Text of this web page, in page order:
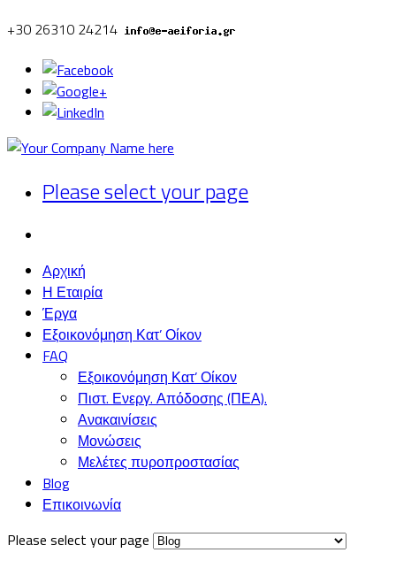
+30 26310 24214
Please select your page
Αρχική
Η Εταιρία
Έργα
Εξοικονόμηση Κατ’ Οίκον
FAQ
Εξοικονόμηση Κατ’ Οίκον
Πιστ. Ενεργ. Απόδοσης (ΠΕΑ).
Ανακαινίσεις
Μονώσεις
Μελέτες πυροπροστασίας
Blog
Επικοινωνία
Please select your page